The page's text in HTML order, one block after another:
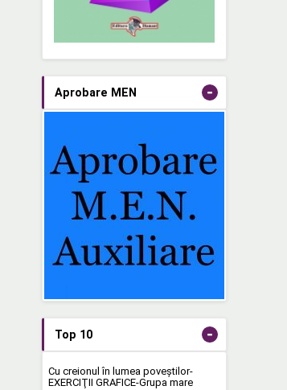
Aprobare MEN -
Top 10 -
Cu creionul în lumea poveştilor-
EXERCIŢII GRAFICE-Grupa mare